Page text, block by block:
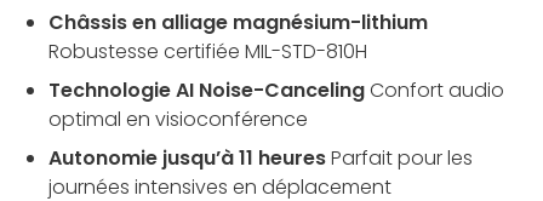
Châssis en alliage magnésium-lithium
Robustesse certifiée MIL-STD-810H
Technologie AI Noise-CancelingConfort audio
optimal en visioconférence
Autonomie jusqu’à 11 heuresParfait pour les
journées intensives en déplacement